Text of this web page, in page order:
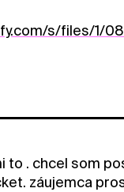
s/files/1/
to . chcel som
záujemca